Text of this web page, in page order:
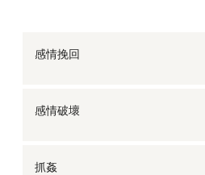
感情挽回
感情破壞
抓姦